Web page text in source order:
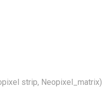
strip, Neopixel_matrix)